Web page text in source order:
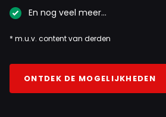
En nog veel meer…
* m.u.v. content van derden
ONTDEK DE MOGELIJKHEDEN